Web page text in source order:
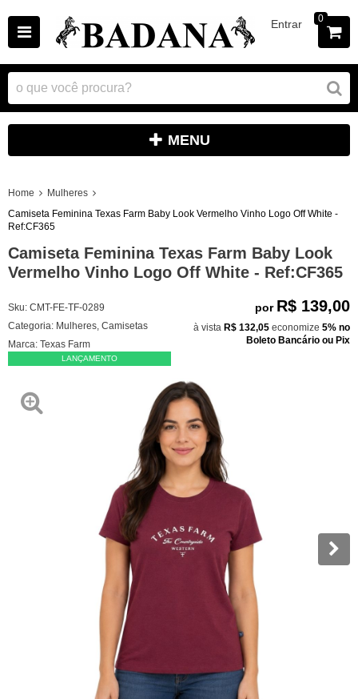
Entrar 0
MENU
Home
Mulheres
Camiseta Feminina Texas Farm Baby Look Vermelho Vinho Logo Off White -
Ref:CF365
Camiseta Feminina Texas Farm Baby Look
Vermelho Vinho Logo Off White - Ref:CF365
Sku: CMT-FE-TF-0289
Categoria: Mulheres Camisetas
Marca: Texas Farm
LANÇAMENTO
por R$ 139,00
à vista R$ 132,05 economize 5% no
Boleto Bancário ou Pix